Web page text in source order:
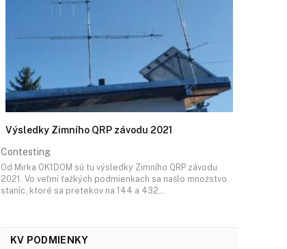
Výsledky Zimního QRP závodu 2021
Contesting
Od Mirka OK1DOM sú tu výsledky Zimního QRP závodu
2021. Vo veľmi ťažkých podmienkach sa našlo množstvo
staníc, ktoré sa pretekov na 144 a 432…
KV PODMIENKY